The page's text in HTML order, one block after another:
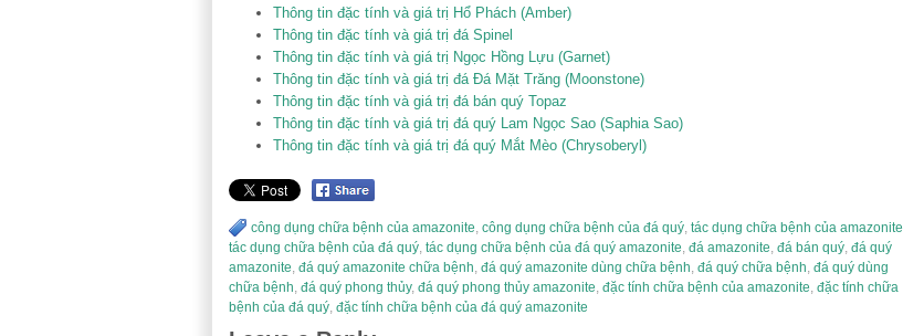
Thông tin đặc tính và giá trị Hổ Phách (Amber)
Thông tin đặc tính và giá trị đá Spinel
Thông tin đặc tính và giá trị Ngọc Hồng Lựu (Garnet)
Thông tin đặc tính và giá trị đá Đá Mặt Trăng (Moonstone)
Thông tin đặc tính và giá trị đá bán quý Topaz
Thông tin đặc tính và giá trị đá quý Lam Ngọc Sao (Saphia Sao)
Thông tin đặc tính và giá trị đá quý Mắt Mèo (Chrysoberyl)
công dụng chữa bệnh của amazonite, công dụng chữa bệnh của đá quý, tác dụng chữa bệnh của amazonite
tác dụng chữa bệnh của đá quý, tác dụng chữa bệnh của đá quý amazonite, đá amazonite, đá bán quý, đá quý
amazonite, đá quý amazonite chữa bệnh, đá quý amazonite dùng chữa bệnh, đá quý chữa bệnh, đá quý dùng
chữa bệnh, đá quý phong thủy, đá quý phong thủy amazonite, đặc tính chữa bệnh của amazonite, đặc tính chữa
bệnh của đá quý, đặc tính chữa bệnh của đá quý amazonite